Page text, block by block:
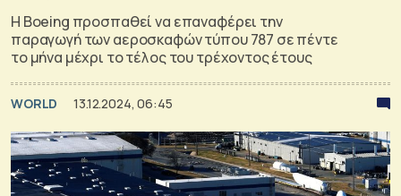
Η Boeing προσπαθεί να επαναφέρει την
παραγωγή των αεροσκαφών τύπου 787 σε πέντε
το μήνα μέχρι το τέλος του τρέχοντος έτους
WORLD 13.12.2024, 06:45